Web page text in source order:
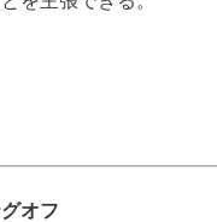
オフ